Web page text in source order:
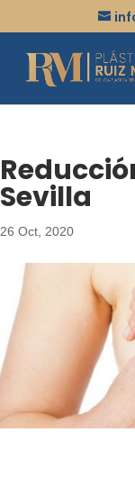
Sevilla
26 Oct, 2020